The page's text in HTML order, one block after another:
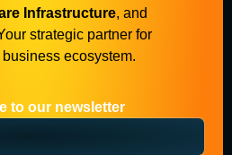
Infrastructure, and
strategic partner for
ecosystem.
to our newsletter